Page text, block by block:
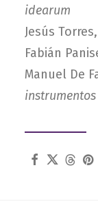
idearum
Jesús Torres,
Fabián
Manuel De
instrumentos